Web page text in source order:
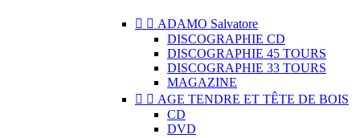
  ADAMO Salvatore
DISCOGRAPHIE CD
DISCOGRAPHIE 45 TOURS
DISCOGRAPHIE 33 TOURS
MAGAZINE
  AGE TENDRE ET TÊTE DE BOIS
CD
DVD